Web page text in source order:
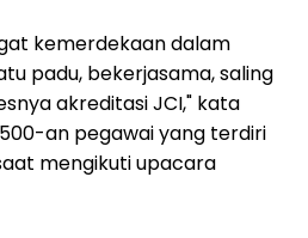
kemerdekaan dalam
padu, bekerjasama, saling
akreditasi JCI," kata
an pegawai yang terdiri
mengikuti upacara